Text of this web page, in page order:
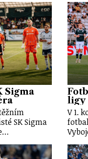
Sigma
SK Sigma
ligy
V 1.